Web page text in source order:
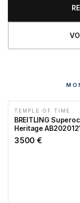
TEMPLE OF TIME
BREITLING
Heritage
3 500 €